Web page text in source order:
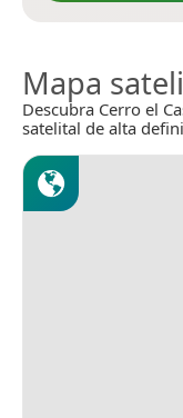
Mapa
Descubra Cerro el
satelital de alta